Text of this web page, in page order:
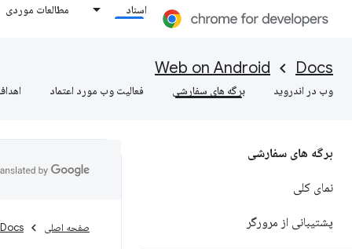
اسناد مطالعات موردی
Docs
Web on Android
وب در اندروید برگه های سفارشی فعالیت وب مورد اعتماد
برگه های سفارشی
نمای کلی
پشتیبانی از مرورگر صفحه اصلی Docs